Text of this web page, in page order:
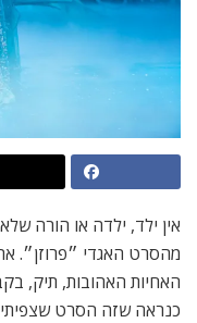
אין ילד, ילדה או הורה
מהסרט האגדי ״פרוזן״.
האחיות האהובות, תיק,
כנראה שזה הסרט